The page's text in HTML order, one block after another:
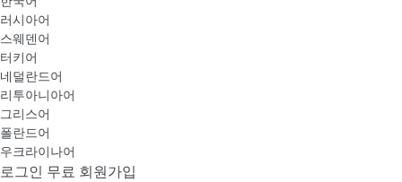
러시아어
스웨덴어
터키어
네덜란드어
리투아니아어
그리스어
폴란드어
우크라이나어
로그인 무료 회원가입